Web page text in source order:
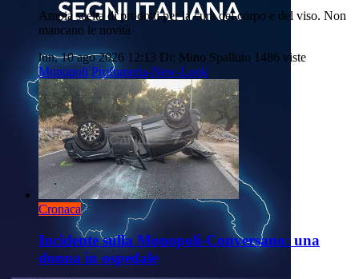
Ampia scelta di prodotti per la cura del corpo e del viso. Non
mancano le novità
lun, 10 ago 2026 12:13 Di: Mino Spalluto 1486 viste
Monopoli Profumeria-New-Look
Cronaca
Incidente sulla Monopoli-Conversano: una
donna in ospedale